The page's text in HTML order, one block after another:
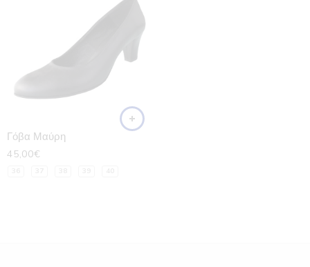
Γόβα Μαύρη
45,00€